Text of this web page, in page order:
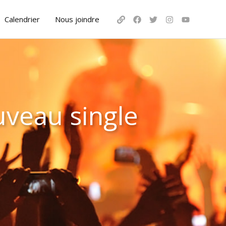
Calendrier Nous joindre
single